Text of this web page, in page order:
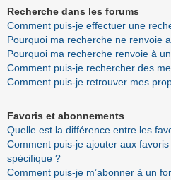
Recherche dans les forums
Comment puis-je effectuer une
Pourquoi ma recherche ne renvoie
Pourquoi ma recherche renvoie à
Comment puis-je rechercher des
Comment puis-je retrouver mes
Favoris et abonnements
Quelle est la différence entre les
Comment puis-je ajouter aux
spécifique ?
Comment puis-je m’abonner à un